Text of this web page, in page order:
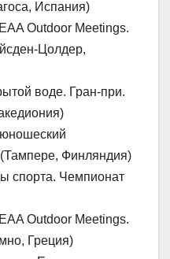
Испания)
Outdoor Meetings.
Цолдер,
воде. Гран-при.
Финляндия)
спорта. Чемпионат
Outdoor Meetings.
Греция)